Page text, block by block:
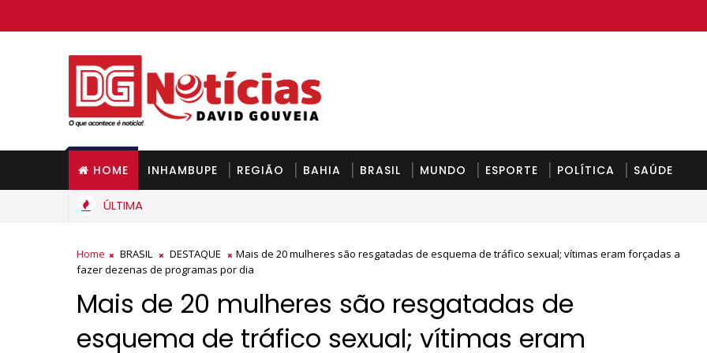
HOME INHAMBUPE REGIÃO BAHIA BRASIL MUNDO ESPORTE POLÍTICA SAÚDE
ÚLTIMA
Home BRASIL DESTAQUE
Mais de 20 mulheres são resgatadas de esquema de tráfico sexual; vítimas eram forçadas a
fazer dezenas de programas por dia
Mais de 20 mulheres são resgatadas de
esquema de tráfico sexual; vítimas eram